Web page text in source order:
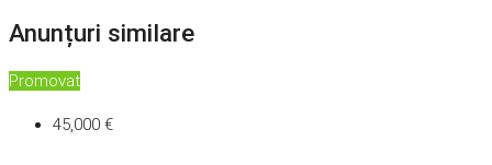
Anunțuri similare
Promovat
45,000 €